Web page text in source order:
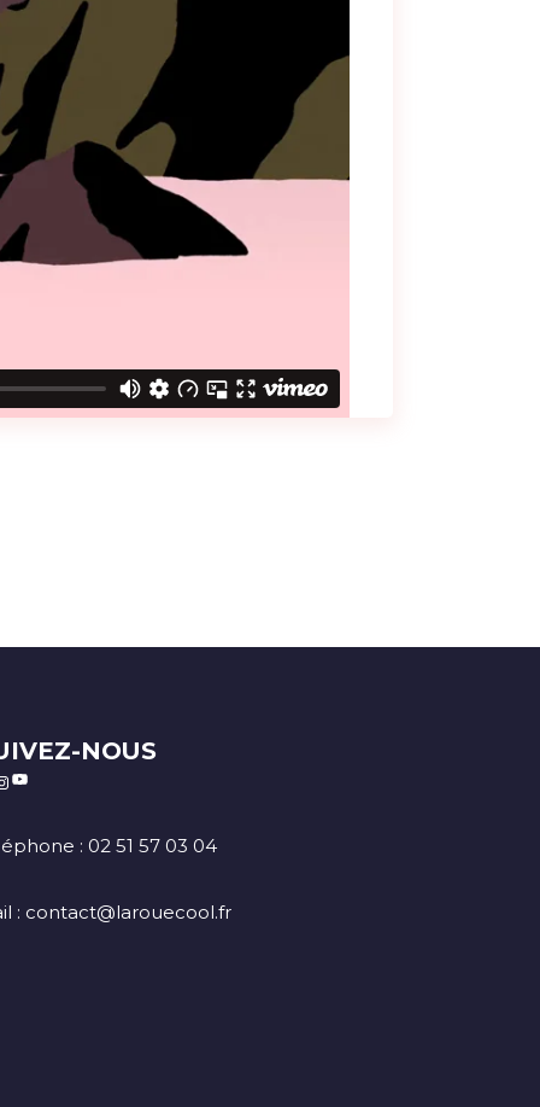
NOUS
YouTube
: 02 51 57 03 04
: contact@larouecool.fr